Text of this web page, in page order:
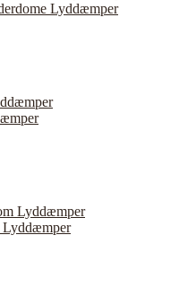
Lyddæmper
Lyddæmper